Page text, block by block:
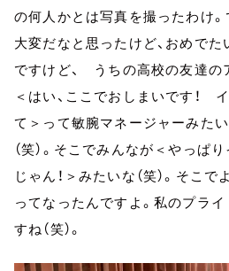
の何人かとは写真を撮ったわけ
大変だなと思ったけど、おめで
ですけど、 うちの高校の友達の
＜はい、ここでおしまいです！
て＞って敏腕マネージャーみた
（笑）。そこでみんなが＜やっぱ
じゃん！＞みたいな（笑）。そこで
ってなったんですよ。私のプラ
すね（笑）。